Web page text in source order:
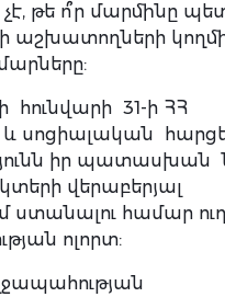
թե ո՞ր մարմինը
աշխատողների
հունվարի 31-ի ՀՀ
սոցիալական
իր պատասխան
վերաբերյալ
համար
ոլորտ: